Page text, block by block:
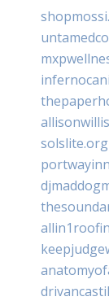
solslite.org